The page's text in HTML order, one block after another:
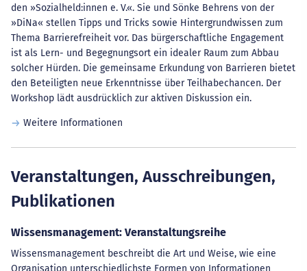
den »Sozialheld:innen e. V.«. Sie und Sönke Behrens von der
»DiNa« stellen Tipps und Tricks sowie Hintergrundwissen zum
Thema Barrierefreiheit vor. Das bürgerschaftliche Engagement
ist als Lern- und Begegnungsort ein idealer Raum zum Abbau
solcher Hürden. Die gemeinsame Erkundung von Barrieren bietet
den Beteiligten neue Erkenntnisse über Teilhabechancen. Der
Workshop lädt ausdrücklich zur aktiven Diskussion ein.
Weitere Informationen
Veranstaltungen, Ausschreibungen,
Publikationen
Wissensmanagement: Veranstaltungsreihe
Wissensmanagement beschreibt die Art und Weise, wie eine
Organisation unterschiedlichste Formen von Informationen